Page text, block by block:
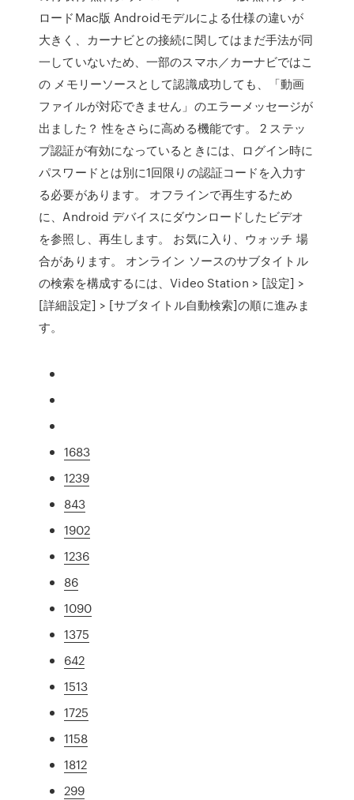
ロードMac版 Androidモデルによる仕様の違いが
大きく、カーナビとの接続に関してはまだ手法が同
一していないため、一部のスマホ／カーナビではこ
の メモリーソースとして認識成功しても、「動画
ファイルが対応できません」のエラーメッセージが
出ました？ 性をさらに高める機能です。 2 ステッ
プ認証が有効になっているときには、ログイン時に
パスワードとは別に1回限りの認証コードを入力す
る必要があります。 オフラインで再生するため
に、Android デバイスにダウンロードしたビデオ
を参照し、再生します。 お気に入り、ウォッチ 場
合があります。 オンライン ソースのサブタイトル
の検索を構成するには、Video Station > [設定] >
[詳細設定] > [サブタイトル自動検索]の順に進みま
す。
1683
1239
843
1902
1236
86
1090
1375
642
1513
1725
1158
1812
299